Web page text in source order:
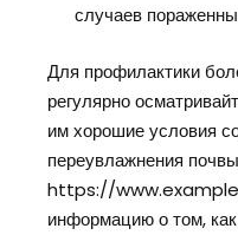
случаев
Для профилактики
регулярно
им хорошие условия
переувлажнения
https://
информацию о том,